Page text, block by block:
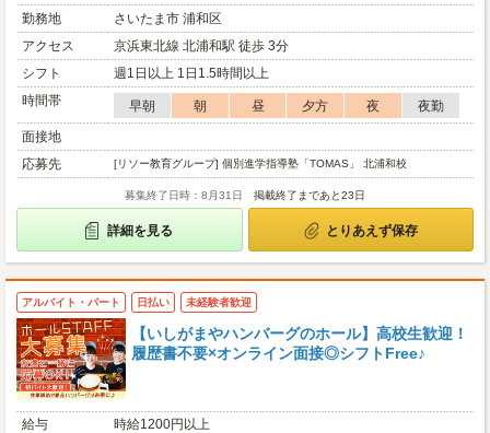
勤務地
さいたま市 浦和区
アクセス
京浜東北線 北浦和駅 徒歩 3分
シフト
週1日以上 1日1.5時間以上
時間帯
早朝 朝 昼 夕方 夜
夜勤
面接地
応募先
[リソー教育グループ] 個別進学指導塾「TOMAS」 北浦和校
募集終了日時：8月31日 掲載終了まであと23日
詳細を見る とりあえず保存
アルバイト・パート 日払い 未経験者歓迎
【いしがまやハンバーグのホール】高校生歓迎！
履歴書不要×オンライン面接◎シフトFree♪
給与
時給1200円以上